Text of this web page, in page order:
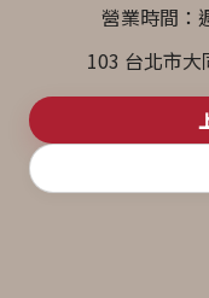
營業時間：
103 台北市